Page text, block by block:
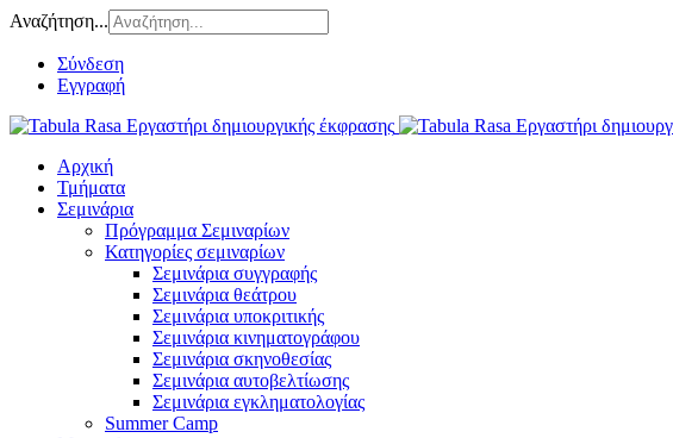
Αναζήτηση...
Σύνδεση
Εγγραφή
Αρχική
Τμήματα
Σεμινάρια
Πρόγραμμα Σεμιναρίων
Κατηγορίες σεμιναρίων
Σεμινάρια συγγραφής
Σεμινάρια θεάτρου
Σεμινάρια υποκριτικής
Σεμινάρια κινηματογράφου
Σεμινάρια σκηνοθεσίας
Σεμινάρια αυτοβελτίωσης
Σεμινάρια εγκληματολογίας
Summer Camp